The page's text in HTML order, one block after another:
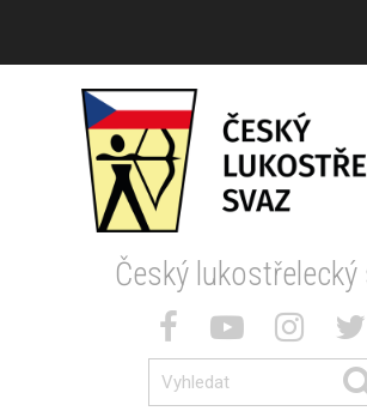
Český lukostřelecký